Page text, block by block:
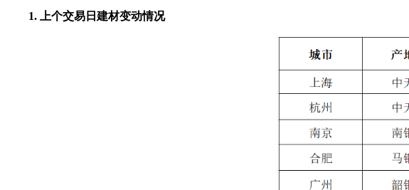
1. 上个交易日建材变动情况